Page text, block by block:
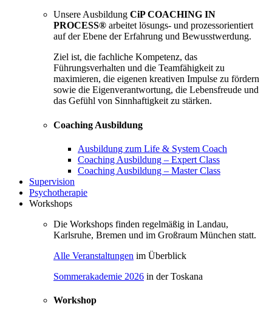
Unsere Ausbildung CiP COACHING IN
PROCESS® arbeitet lösungs- und prozessorientiert
auf der Ebene der Erfahrung und Bewusstwerdung.
Ziel ist, die fachliche Kompetenz, das
Führungsverhalten und die Teamfähigkeit zu
maximieren, die eigenen kreativen Impulse zu fördern
sowie die Eigenverantwortung, die Lebensfreude und
das Gefühl von Sinnhaftigkeit zu stärken.
Coaching Ausbildung
Ausbildung zum Life & System Coach
Coaching Ausbildung – Expert Class
Coaching Ausbildung – Master Class
Supervision
Psychotherapie
Workshops
Die Workshops finden regelmäßig in Landau,
Karlsruhe, Bremen und im Großraum München statt.
Alle Veranstaltungen im Überblick
Sommerakademie 2026 in der Toskana
Workshop